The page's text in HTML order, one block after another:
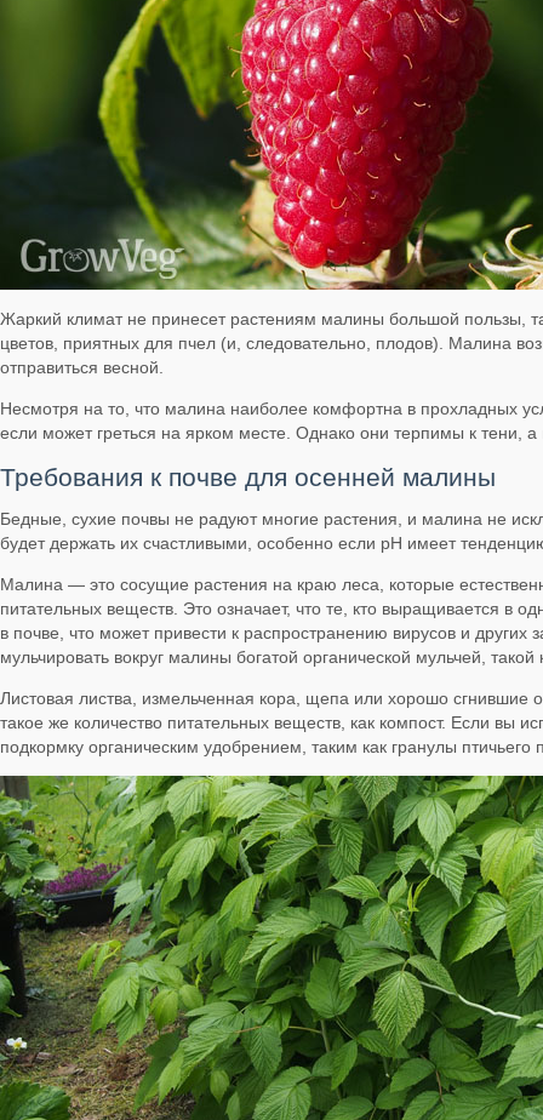
Жаркий климат не принесет растениям малины большой пользы,
цветов, приятных для пчел (и, следовательно, плодов). Малина
отправиться весной.
Несмотря на то, что малина наиболее комфортна в прохладных
если может греться на ярком месте. Однако они терпимы к тени,
Требования к почве для осенней малины
Бедные, сухие почвы не радуют многие растения, и малина не
будет держать их счастливыми, особенно если pH имеет
Малина — это сосущие растения на краю леса, которые
питательных веществ. Это означает, что те, кто выращивается в
в почве, что может привести к распространению вирусов и
мульчировать вокруг малины богатой органической мульчей,
Листовая листва, измельченная кора, щепа или хорошо сгнившие
такое же количество питательных веществ, как компост. Если вы
подкормку органическим удобрением, таким как гранулы